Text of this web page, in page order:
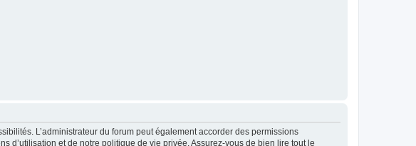
L’administrateur du forum peut également accorder des permissions
d’utilisation et de notre politique de vie privée. Assurez-vous de bien lire tout le